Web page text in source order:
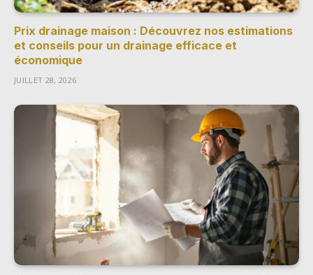
Prix drainage maison : Découvrez nos estimations
et conseils pour un drainage efficace et
économique
JUILLET 28, 2026